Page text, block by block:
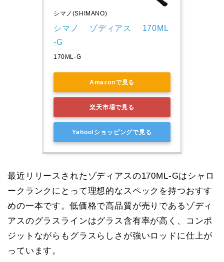
シマノ(SHIMANO)
シマノ　 ゾディアス　 170ML
-G
170ML-G
Amazonで見る
楽天市場で見る
Yahoo!ショッピングで見る
最近リリースされたゾディアスの170ML‐Gはシャロ
ークランクにとって理想的なスペックを持つおすす
めの一本です。低価格で高品質が売りであるゾディ
アスのグラスラインはグラス含有率が高く、コンポ
ジットながらもグラスらしさが強いロッドに仕上が
っています。